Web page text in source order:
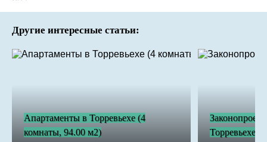
Другие интересные статьи:
Апартаменты в Торревьехе (4
комнаты, 94.00 м2)
Торревьехе